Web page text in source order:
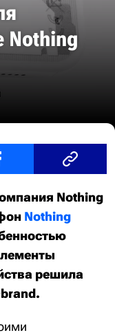
Nothing
Nothing
Nothing
решила